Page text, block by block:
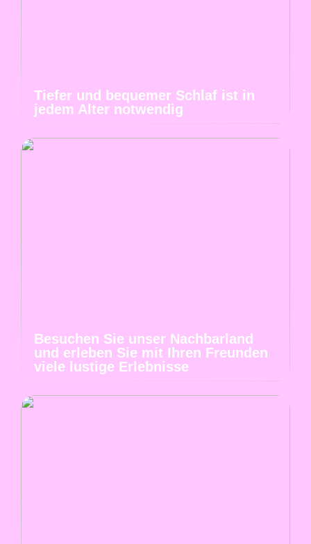
Tiefer und bequemer Schlaf ist in
jedem Alter notwendig
Besuchen Sie unser Nachbarland
und erleben Sie mit Ihren Freunden
viele lustige Erlebnisse